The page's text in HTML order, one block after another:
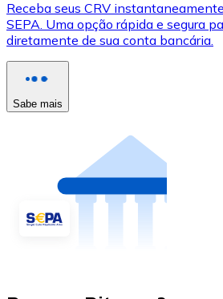
Receba seus CRV
SEPA. Uma opção rápida e segura
diretamente de sua conta bancária.
Sabe mais